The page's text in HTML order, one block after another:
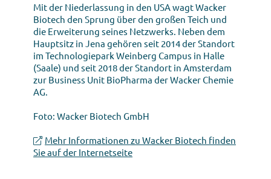
Mit der Niederlassung in den USA wagt Wacker
Biotech den Sprung über den großen Teich und
die Erweiterung seines Netzwerks. Neben dem
Hauptsitz in Jena gehören seit 2014 der Standort
im Technologiepark Weinberg Campus in Halle
(Saale) und seit 2018 der Standort in Amsterdam
zur Business Unit BioPharma der Wacker Chemie
AG.
Foto: Wacker Biotech GmbH
Mehr Informationen zu Wacker Biotech finden
Sie auf der Internetseite